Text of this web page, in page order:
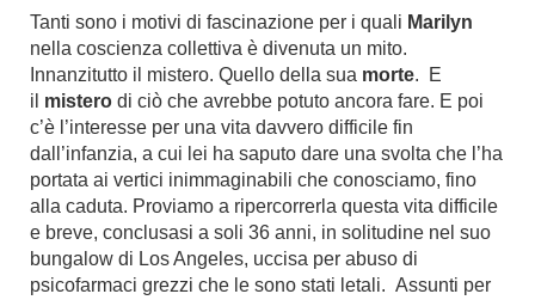
Tanti sono i motivi di fascinazione per i quali Marilyn
nella coscienza collettiva è divenuta un mito.
Innanzitutto il mistero. Quello della sua morte. E
il mistero di ciò che avrebbe potuto ancora fare. E poi
c’è l’interesse per una vita davvero difficile fin
dall’infanzia, a cui lei ha saputo dare una svolta che l’ha
portata ai vertici inimmaginabili che conosciamo, fino
alla caduta. Proviamo a ripercorrerla questa vita difficile
e breve, conclusasi a soli 36 anni, in solitudine nel suo
bungalow di Los Angeles, uccisa per abuso di
psicofarmaci grezzi che le sono stati letali. Assunti per